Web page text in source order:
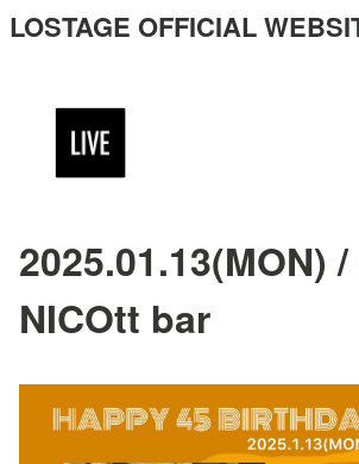
LOSTAGE OFFICIAL
2025.01.13(MON)
NICOtt bar